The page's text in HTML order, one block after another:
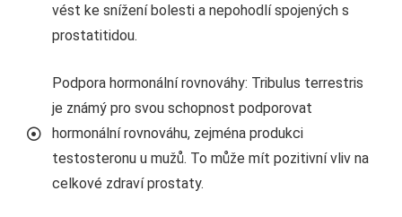
vést ke snížení bolesti a nepohodlí spojených s
prostatitidou.
Podpora hormonální rovnováhy: Tribulus terrestris
je známý pro svou schopnost podporovat
hormonální rovnováhu, zejména produkci
testosteronu u mužů. To může mít pozitivní vliv na
celkové zdraví prostaty.